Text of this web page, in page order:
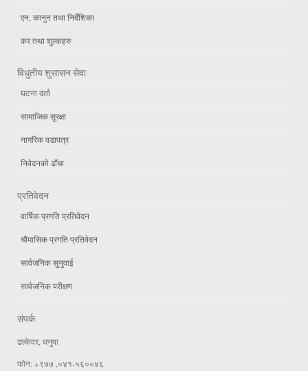
एन, कानुन तथा निर्देशिका
कर तथा शुल्कहरु
विधुतीय शुसासन सेवा
घटना दर्ता
सामाजिक सुरक्षा
नागरिक वडापत्र
निवेदनको ढाँचा
प्रतिवेदन
वार्षिक प्रगति प्रतिवेदन
चौमासिक प्रगति प्रतिवेदन
सार्वजनिक सुनुवाई
सार्वजनिक परीक्षण
संपर्क
ढल्केवर, धनुषा
फोन: +९७७ ,०४१-५६००४६